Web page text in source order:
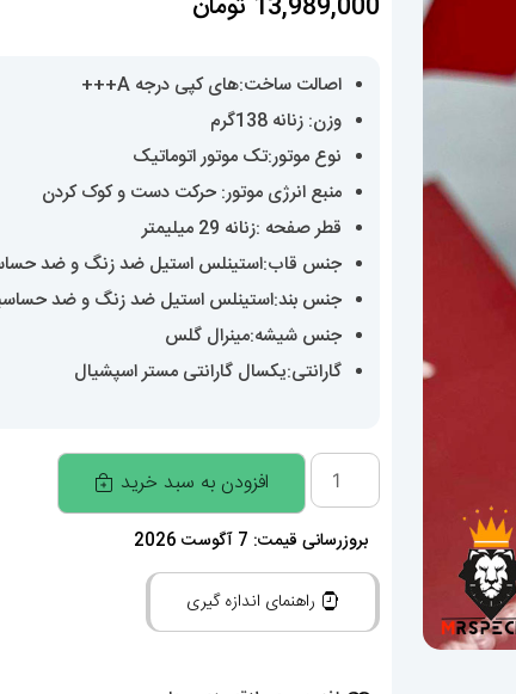
اصالت ساخت:های کپی درجه A+++
وزن: زنانه 138گرم
نوع موتور:تک موتور اتوماتیک
منبع انرژی موتور: حرکت دست و کوک کردن
قطر صفحه :زنانه 29 میلیمتر
جنس قاب:استینلس استیل ضد زنگ و ضد
جنس بند:استینلس استیل ضد زنگ و ضد
جنس شیشه:مینرال گلس
گارانتی:یکسال گارانتی مستر اسپشیال
ساعت
زنانه
امگا
کانسلیشن
اتوماتیک
constllation
افزودن به سبد خرید
بروزرسانی قیمت: 7 آگوست 2026
راهنمای اندازه گیری